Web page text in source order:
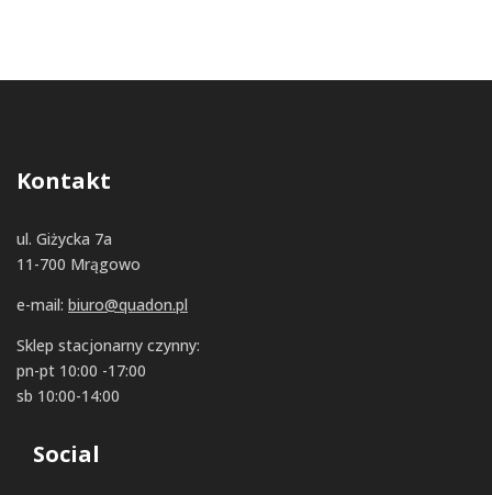
Kontakt
ul. Giżycka 7a
11-700 Mrągowo
e-mail: biuro@quadon.pl
Sklep stacjonarny czynny:
pn-pt 10:00 -17:00
sb 10:00-14:00
Social